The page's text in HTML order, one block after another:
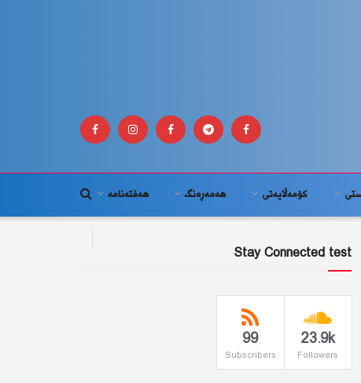
كۆمه‌ڵايه‌تى هەمەڕەنگ هەفتەنامە
Stay Connected test
23.9k
Followers
99
Subscribers